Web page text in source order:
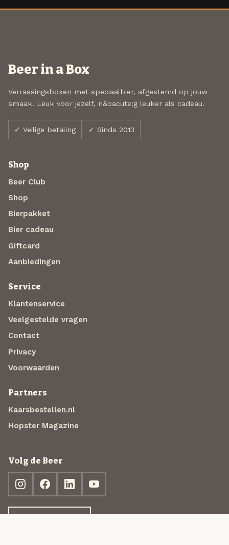
Beer in a Box
Verrassingsboxen met speciaalbier, afgestemd op jouw
smaak. Leuk voor jezelf, n&oacute;g leuker als cadeau.
✓ Veilige betaling ✓ Sinds 2013
Shop
Beer Club
Shop
Bierpakket
Bier cadeau
Giftcard
Aanbiedingen
Service
Klantenservice
Veelgestelde vragen
Contact
Privacy
Voorwaarden
Partners
Kaarsbestellen.nl
Hopster Magazine
Volg de Beer